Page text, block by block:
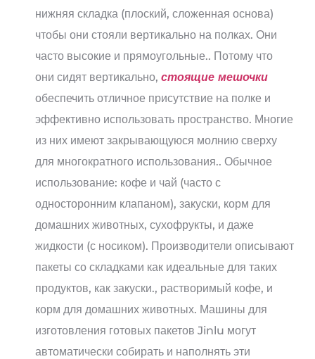
нижняя складка (плоский, сложенная основа)
чтобы они стояли вертикально на полках. Они
часто высокие и прямоугольные.. Потому что
они сидят вертикально, стоящие мешочки
обеспечить отличное присутствие на полке и
эффективно использовать пространство. Многие
из них имеют закрывающуюся молнию сверху
для многократного использования.. Обычное
использование: кофе и чай (часто с
односторонним клапаном), закуски, корм для
домашних животных, сухофрукты, и даже
жидкости (с носиком). Производители описывают
пакеты со складками как идеальные для таких
продуктов, как закуски., растворимый кофе, и
корм для домашних животных. Машины для
изготовления готовых пакетов Jinlu могут
автоматически собирать и наполнять эти